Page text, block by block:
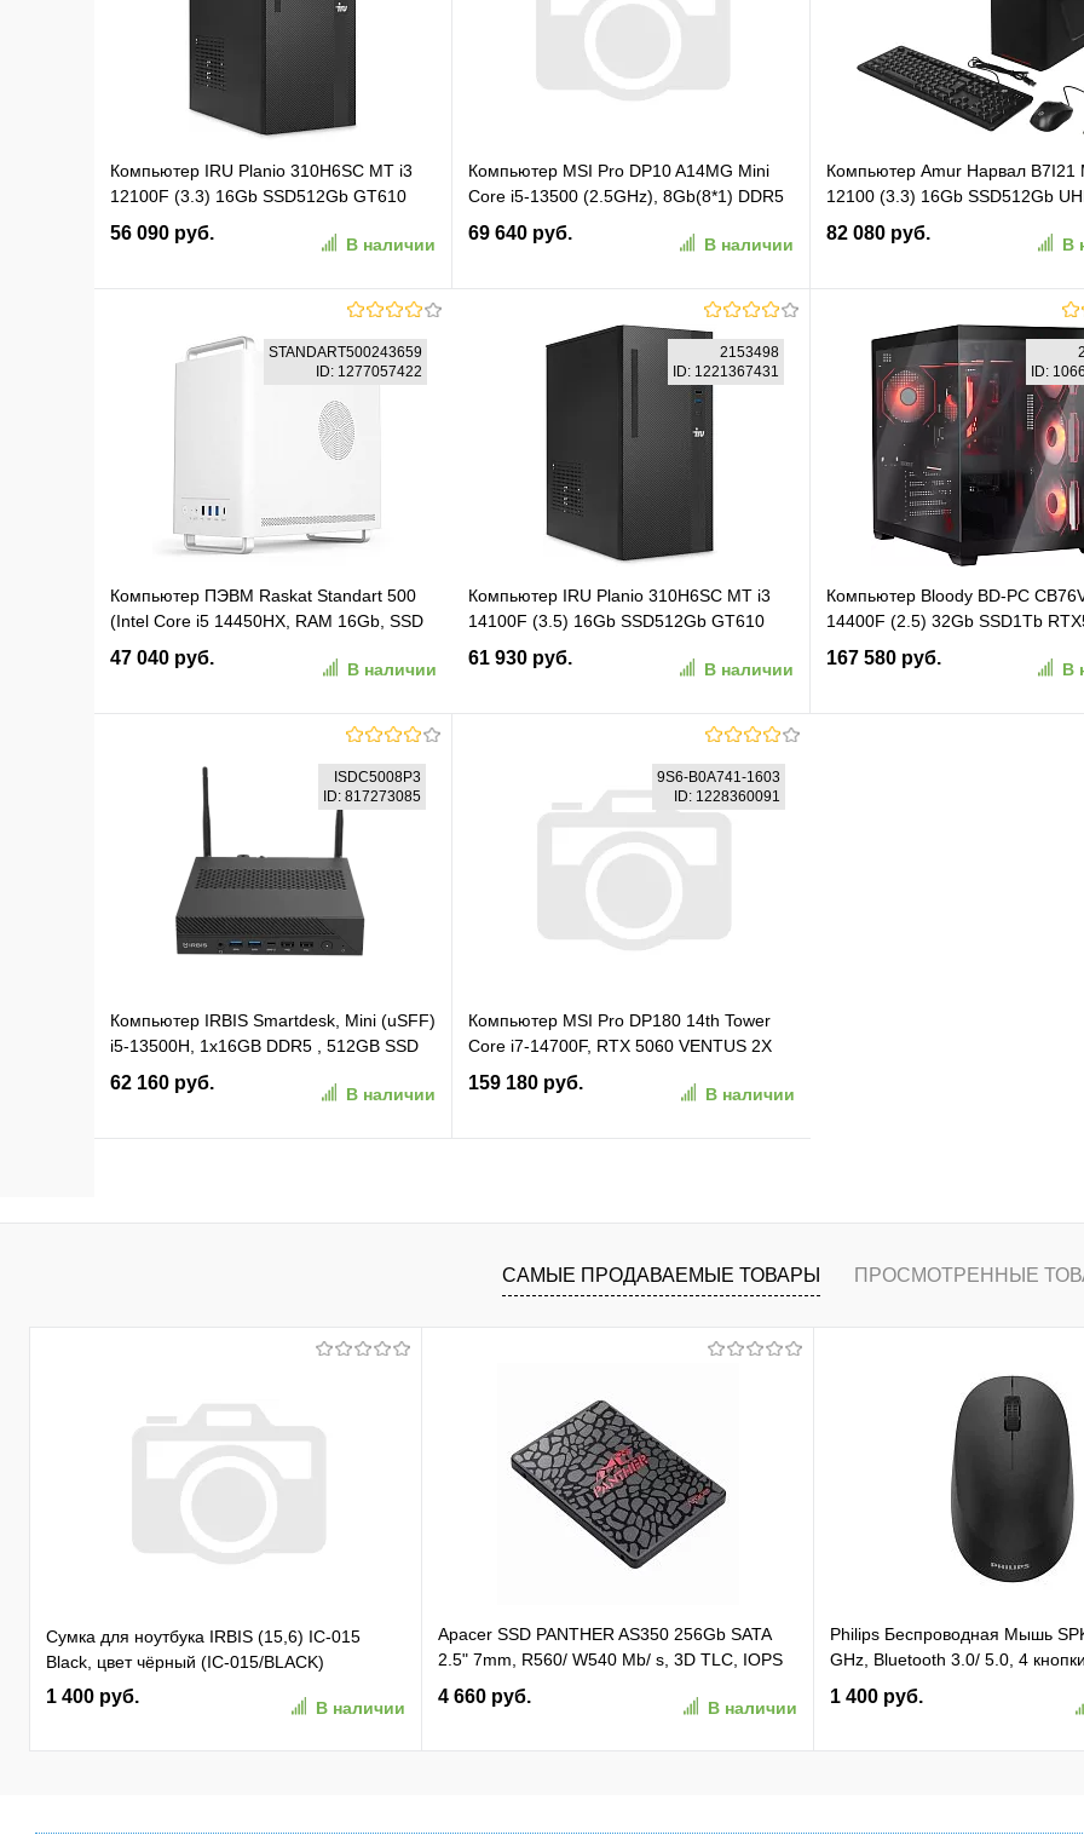
Компьютер IRU Planio 310H6SC MT i3
12100F (3.3) 16Gb SSD512Gb GT610
2Gb Windows 11 Pro GbitEth 400W
черный (2153495)
56 090 руб.
В наличии
В корзину
К сравнению
Компьютер MSI Pro DP10 A14MG Mini
Core i5-13500 (2.5GHz), 8Gb(8*1) DDR5
SO-DIMM, 256GB SSD M.2, Intel
Graphics, noDVD, WiFi, BT, 120W, noOS,
69 640 руб.
В наличии
В корзину
К сравнению
Компьютер Amur Нарвал B7I21
12100 (3.3) 16Gb SSD512Gb
FreeDOS 2.5xGbitEth+1xGbitEth
мышь клавиатура черный (RUS)
82 080 руб.
В
В корзину
В избранное К
STANDART500243659
ID: 1277057422
Компьютер ПЭВМ Raskat Standart 500
(Intel Core i5 14450HX, RAM 16Gb, SSD
512Gb, No OS, White)
(STANDART500243659)
47 040 руб.
В наличии
В избранное К сравнению
2153498
ID: 1221367431
Компьютер IRU Planio 310H6SC MT i3
14100F (3.5) 16Gb SSD512Gb GT610
2Gb Windows 11 Pro GbitEth 400W
черный (2153498)
61 930 руб.
В наличии
В корзину
В избранное К сравнению
ID:
Компьютер Bloody BD-PC
14400F (2.5) 32Gb SSD1Tb
16Gb Windows 11 Home 64
WiFi BT 750W черный (RUS)
167 580 руб.
В
ISDC5008P3
ID: 817273085
Компьютер IRBIS Smartdesk, Mini (uSFF)
i5-13500H, 1x16GB DDR5 , 512GB SSD
M.2 NVME, Iris Xe Graphics 80EU,
NoDVD, WiFi, BT, Vesa mount, NoOS,
62 160 руб.
В наличии
9S6-B0A741-1603
ID: 1228360091
Компьютер MSI Pro DP180 14th Tower
Core i7-14700F, RTX 5060 VENTUS 2X
8G, 32Gb (16*2) DDR5, 1TB SSD M.2,
WiFi+BT, Wired keyboard&Mouse,noOS,
159 180 руб.
В наличии
В избранное К сравнению
САМЫЕ ПРОДАВАЕМЫЕ ТОВАРЫ ПРОСМОТРЕННЫЕ
Сумка для ноутбука IRBIS (15,6) IC-015
Black, цвет чёрный (IC-015/BLACK)
1 400 руб.
В наличии
Apacer SSD PANTHER AS350 256Gb SATA
2.5" 7mm, R560/ W540 Mb/ s, 3D TLC, IOPS
81K/ 74K, MTBF 1,5M, 180TBW,
(AP256GAS350-1)
4 660 руб.
В наличии
Philips Беспроводная Мышь
GHz, Bluetooth 3.0/ 5.0, 4
бесшумная Чёрный (SPK7407B/
(SPK7407B/01)
1 400 руб.